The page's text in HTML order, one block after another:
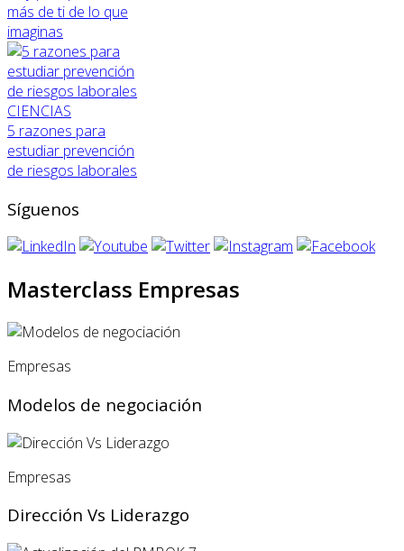
más de ti de lo que
imaginas
CIENCIAS
5 razones para
estudiar prevención
de riesgos laborales
Síguenos
Masterclass Empresas
Empresas
Modelos de negociación
Empresas
Dirección Vs Liderazgo